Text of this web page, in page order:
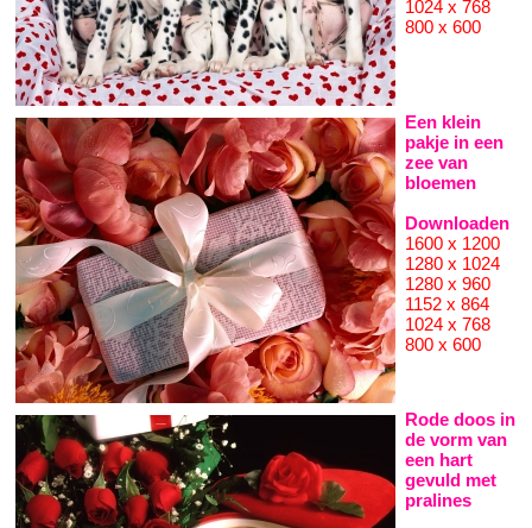
1024 x 768
800 x 600
Een klein
pakje in een
zee van
bloemen
Downloaden
1600 x 1200
1280 x 1024
1280 x 960
1152 x 864
1024 x 768
800 x 600
Rode doos in
de vorm van
een hart
gevuld met
pralines